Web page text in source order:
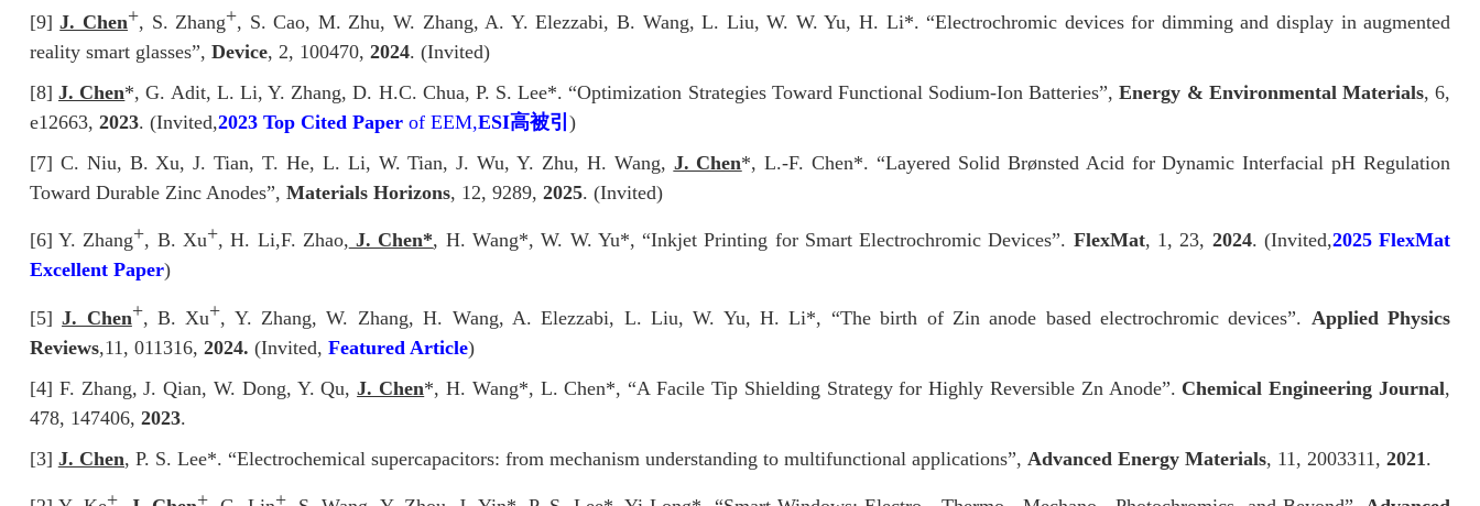
[9]J. Chen+, S. Zhang+, S. Cao, M. Zhu, W. Zhang, A. Y. Elezzabi, B. Wang, L. Liu, W. W. Yu, H. Li*. “Electrochromic devices for dimming and display in augmented
reality smart glasses”, Device, 2, 100470, 2024. (Invited)
[8]J. Chen*, G. Adit, L. Li, Y. Zhang, D. H.C. Chua, P. S. Lee*. “Optimization Strategies Toward Functional Sodium-Ion Batteries”,Energy & Environmental Materials, 6,
e12663, 2023. (Invited,2023 Top Cited Paperof EEM,ESI高被引 )
[7] C. Niu, B. Xu, J. Tian, T. He, L. Li, W. Tian, J. Wu, Y. Zhu, H. Wang, J. Chen*, L.-F. Chen*. “Layered Solid Brønsted Acid for Dynamic Interfacial pH Regulation
Toward Durable Zinc Anodes”, Materials Horizons, 12, 9289, 2025. (Invited)
[6] Y. Zhang+, B. Xu+, H. Li,F. Zhao, J. Chen*, H. Wang*, W. W. Yu*, “Inkjet Printing for Smart Electrochromic Devices”. FlexMat, 1, 23, 2024. (Invited,2025 FlexMat
Excellent Paper)
[5]J. Chen+, B. Xu+, Y. Zhang, W. Zhang, H. Wang, A. Elezzabi, L. Liu, W. Yu, H. Li*, “The birth of Zin anode based electrochromic devices”. Applied Physics
Reviews,11, 011316, 2024. (Invited, Featured Article)
[4] F. Zhang, J. Qian, W. Dong, Y. Qu,J. Chen*, H. Wang*, L. Chen*, “A Facile Tip Shielding Strategy for Highly Reversible Zn Anode”. Chemical Engineering Journal,
478, 147406, 2023.
[3] J. Chen, P. S. Lee*. “Electrochemical supercapacitors: from mechanism understanding to multifunctional applications”, Advanced Energy Materials, 11, 2003311, 2021 .
+ + +